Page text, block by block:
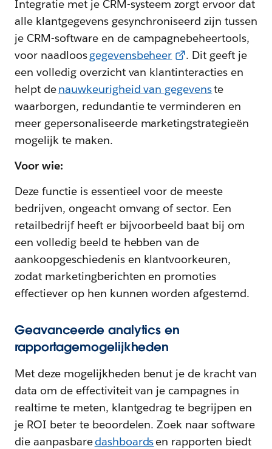
Integratie met je CRM-systeem zorgt ervoor dat
alle klantgegevens gesynchroniseerd zijn tussen
je CRM-software en de campagnebeheertools,
voor naadloosgegevensbeheer
. Dit geeft je
een volledig overzicht van klantinteracties en
helpt denauwkeurigheid van gegevenste
waarborgen, redundantie te verminderen en
meer gepersonaliseerde marketingstrategieën
mogelijk te maken.
Voor wie:
Deze functie is essentieel voor de meeste
bedrijven, ongeacht omvang of sector. Een
retailbedrijf heeft er bijvoorbeeld baat bij om
een volledig beeld te hebben van de
aankoopgeschiedenis en klantvoorkeuren,
zodat marketingberichten en promoties
effectiever op hen kunnen worden afgestemd.
Geavanceerde analytics en
rapportagemogelijkheden
Met deze mogelijkheden benut je de kracht van
data om de effectiviteit van je campagnes in
realtime te meten, klantgedrag te begrijpen en
je ROI beter te beoordelen. Zoek naar software
die aanpasbaredashboardsen rapporten biedt